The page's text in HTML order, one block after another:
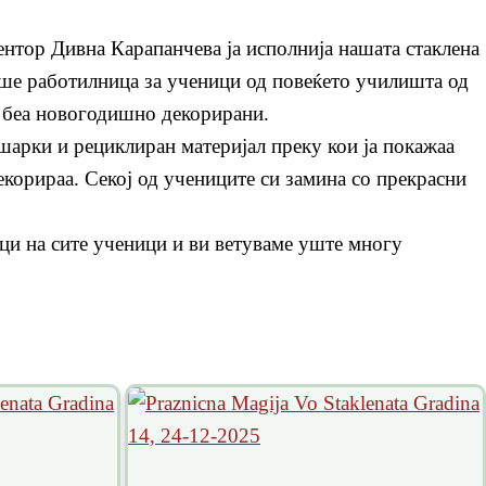
Дивна Карапанчева ја исполнија нашата стаклена
работилница за ученици од повеќето училишта од
новогодишно декорирани.
и рециклиран материјал преку кои ја покажаа
Секој од учениците си замина со прекрасни
на сите ученици и ви ветуваме уште многу